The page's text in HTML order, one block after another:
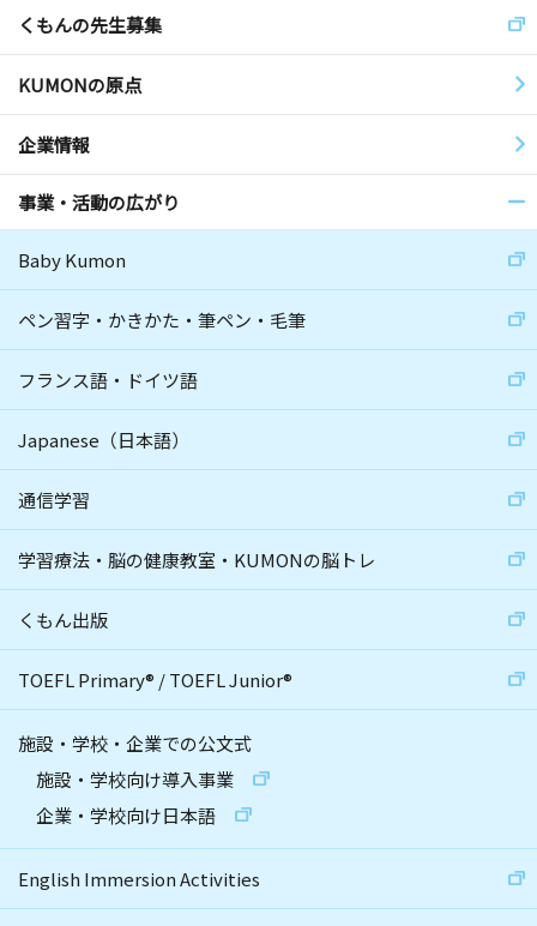
くもんの先生募集
KUMONの原点
企業情報
事業・活動の広がり
Baby Kumon
ペン習字・かきかた・筆ペン・毛筆
フランス語・ドイツ語
Japanese（日本語）
通信学習
学習療法・脳の健康教室・KUMONの脳トレ
くもん出版
TOEFL Primary® /TOEFL Junior®
施設・学校・企業での公文式
施設・学校向け導入事業
企業・学校向け日本語
English Immersion Activities